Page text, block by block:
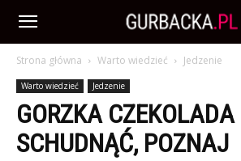
Strona główna Warto wiedzieć Jedzenie
Warto wiedzieć Jedzenie
GORZKA
SCHUDNĄĆ, POZNAJ